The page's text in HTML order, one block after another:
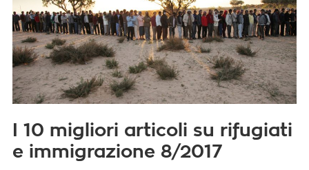
I 10 migliori articoli su rifugiati
e immigrazione 8/2017